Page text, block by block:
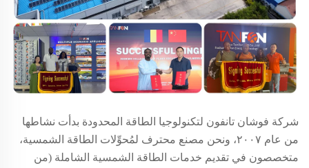
شركة فوشان تانفون لتكنولوجيا الطاقة المحدودة بدأت نشاطها
من عام
٢٠٠٧، ونحن مصنع محترف لمُحوِّلات الطاقة الشمسية،
متخصصون في تقديم خدمات الطاقة الشمسية الشاملة (من